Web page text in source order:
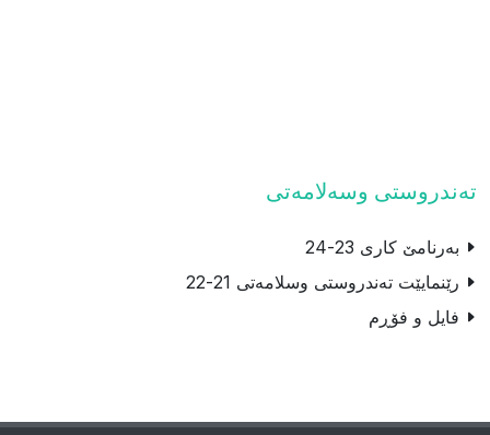
ته‌ندروستى وسه‌لامه‌تى
بەرنامێ كارى 23-24
رێنمایێت تەندروستى وسلامەتى 21-22
فایل و فۆڕم